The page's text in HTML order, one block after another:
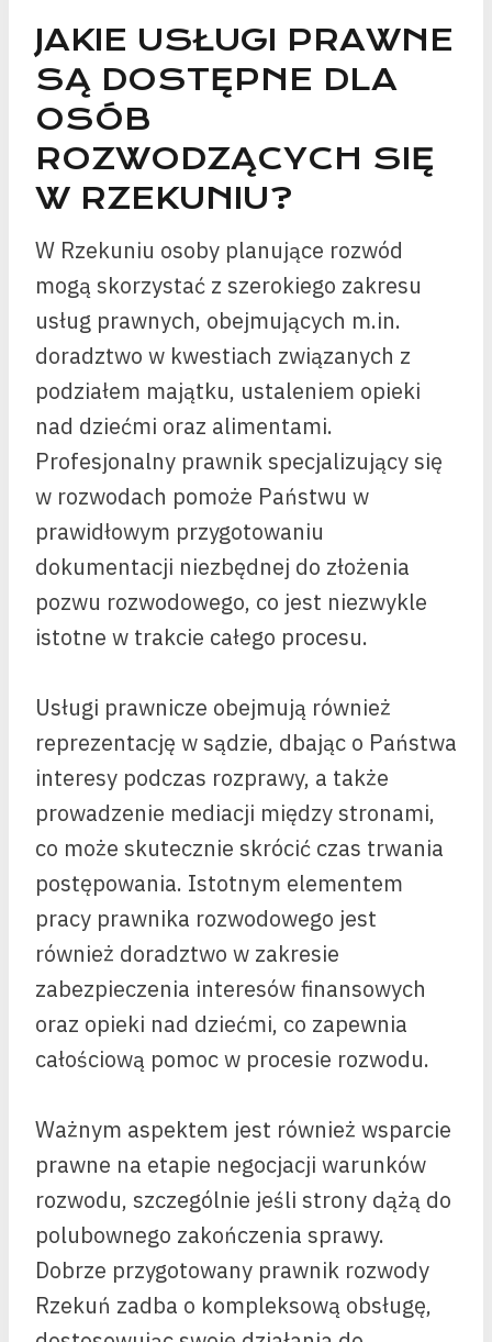
JAKIE USŁUGI PRAWNE
SĄ DOSTĘPNE DLA
OSÓB
ROZWODZĄCYCH SIĘ
W RZEKUNIU?
W Rzekuniu osoby planujące rozwód
mogą skorzystać z szerokiego zakresu
usług prawnych, obejmujących m.in.
doradztwo w kwestiach związanych z
podziałem majątku, ustaleniem opieki
nad dziećmi oraz alimentami.
Profesjonalny prawnik specjalizujący się
w rozwodach pomoże Państwu w
prawidłowym przygotowaniu
dokumentacji niezbędnej do złożenia
pozwu rozwodowego, co jest niezwykle
istotne w trakcie całego procesu.
Usługi prawnicze obejmują również
reprezentację w sądzie, dbając o Państwa
interesy podczas rozprawy, a także
prowadzenie mediacji między stronami,
co może skutecznie skrócić czas trwania
postępowania. Istotnym elementem
pracy prawnika rozwodowego jest
również doradztwo w zakresie
zabezpieczenia interesów finansowych
oraz opieki nad dziećmi, co zapewnia
całościową pomoc w procesie rozwodu.
Ważnym aspektem jest również wsparcie
prawne na etapie negocjacji warunków
rozwodu, szczególnie jeśli strony dążą do
polubownego zakończenia sprawy.
Dobrze przygotowany prawnik rozwody
Rzekuń zadba o kompleksową obsługę,